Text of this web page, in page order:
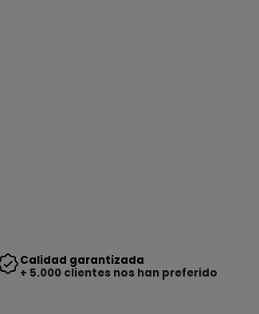
Calidad garantizada
+ 5.000 clientes nos han preferido